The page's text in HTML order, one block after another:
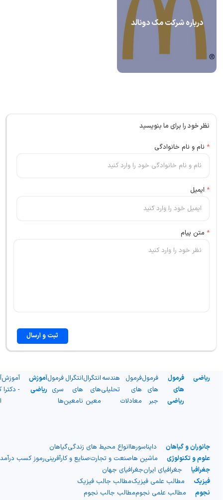
درباره شرکت مک دونالد
نظر خود را برای ما بنویسید
* نام و نام خانوادگی
* ایمیل
* متن پیام
ثبت و ارسال
ریاضی
فرمول
های
ریاضی
فرمول
های
جبر
فرمول
های
معادلات
هندسه
تحلیلی
انتگرال
های
معین
انتگرال
های
نامعین
فرمول
سری
ها
آموزش
ریاضی
آموزش
- دکترا
جانوران و گیاهان دایناسورهاانواع محیط های زندگیگیاهان
علوم و تکنولوژی
ماشین هاصنعت و تجارتصنایع و کارآفرینیرموز کسب درآمد
جغرافیا
جغرافیای ایرانجغرافیای جهان
فیزیک
مطالب علمی فیزیکمطالب جالب فیزیک
نجوم
مطالب علمی نجوممطالب جالب نجوم